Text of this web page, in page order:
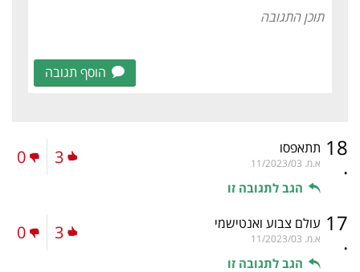
הוסף תגובה
18
.
תתאפסו
א.מ. 11/2023/03
הגב לתגובה זו
3
0
17
.
עולם צבוע ואנטישמי
א.מ. 11/2023/03
הגב לתגובה זו
3
0